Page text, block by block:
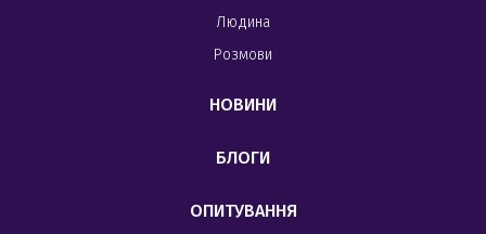
Людина
Розмови
НОВИНИ
БЛОГИ
ОПИТУВАННЯ